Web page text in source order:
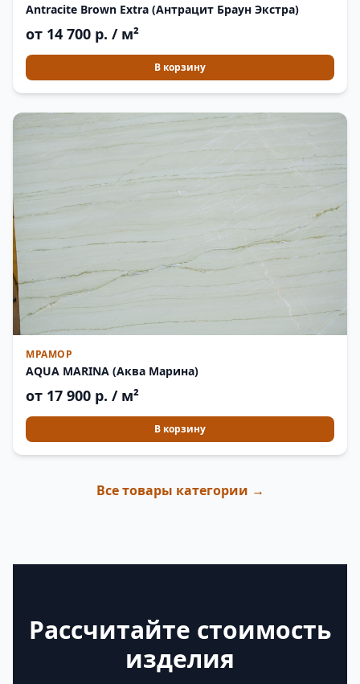
Antracite Brown Extra (Антрацит Браун Экстра)
от 14 700 р. / м²
В корзину
МРАМОР
AQUA MARINA (Аква Марина)
от 17 900 р. / м²
В корзину
Все товары категории →
Рассчитайте стоимость
изделия